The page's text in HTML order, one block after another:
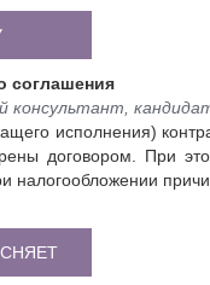
соглашения
кандидат
исполнения)
договором. При
налогообложении